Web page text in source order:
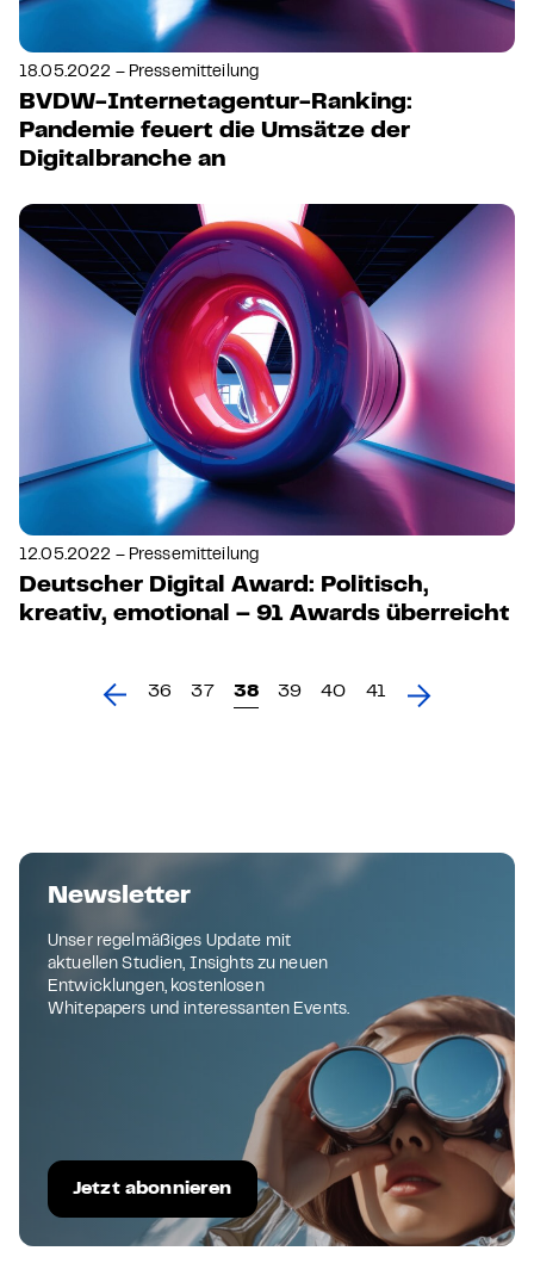
18.05.2022 – Pressemitteilung
BVDW-Internetagentur-Ranking:
Pandemie feuert die Umsätze der
Digitalbranche an
12.05.2022 – Pressemitteilung
Deutscher Digital Award: Politisch,
kreativ, emotional – 91 Awards überreicht
36 37 38 39 40 41
Newsletter
Unser regelmäßiges Update mit
aktuellen Studien, Insights zu neuen
Entwicklungen, kostenlosen
Whitepapers und interessanten Events.
Jetzt abonnieren